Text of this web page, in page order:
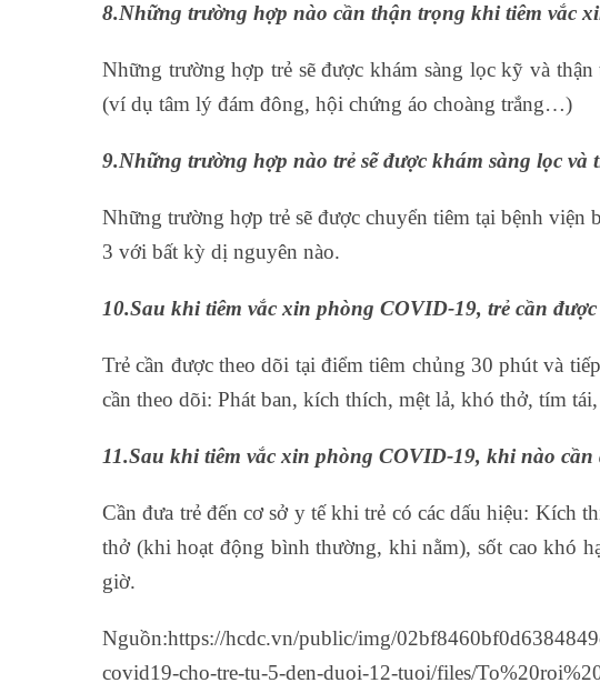
8.Những trường hợp nào cần thận trọng khi tiêm vắc
Những trường hợp trẻ sẽ được khám sàng lọc kỹ và
(ví dụ tâm lý đám đông, hội chứng áo choàng trắng…)
9.Những trường hợp nào trẻ sẽ được khám sàng lọc và
Những trường hợp trẻ sẽ được chuyển tiêm tại bệnh viện
3 với bất kỳ dị nguyên nào.
10.Sau khi tiêm vắc xin phòng COVID-19, trẻ cần
Trẻ cần được theo dõi tại điểm tiêm chủng 30 phút và
cần theo dõi: Phát ban, kích thích, mệt lả, khó thở, tím
11.Sau khi tiêm vắc xin phòng COVID-19, khi nào cần
Cần đưa trẻ đến cơ sở y tế khi trẻ có các dấu hiệu: Kích
thở (khi hoạt động bình thường, khi nằm), sốt cao khó
giờ.
Nguồn:https://hcdc.vn/public/img/
covid19-cho-tre-tu-5-den-duoi-12-tuoi/files/